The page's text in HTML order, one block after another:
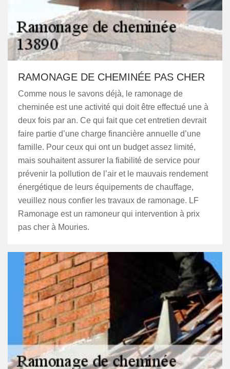
RAMONAGE DE CHEMINÉE PAS CHER
Comme nous le savons déjà, le ramonage de
cheminée est une activité qui doit être effectué une à
deux fois par an. Ce qui fait que cet entretien devrait
faire partie d’une charge financière annuelle d’une
famille. Pour ceux qui ont un budget assez limité,
mais souhaitent assurer la fiabilité de service pour
prévenir la pollution de l’air et le mauvais rendement
énergétique de leurs équipements de chauffage,
veuillez nous confier les travaux de ramonage. LF
Ramonage est un ramoneur qui intervention à prix
pas cher à Mouries.